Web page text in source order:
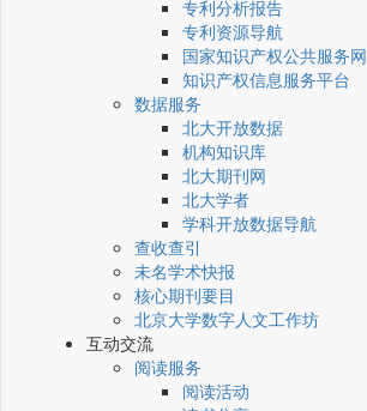
专利分析报告
专利资源导航
国家知识产权公共服务网
知识产权信息服务平台
数据服务
北大开放数据
机构知识库
北大期刊网
北大学者
学科开放数据导航
查收查引
未名学术快报
核心期刊要目
北京大学数字人文工作坊
互动交流
阅读服务
阅读活动